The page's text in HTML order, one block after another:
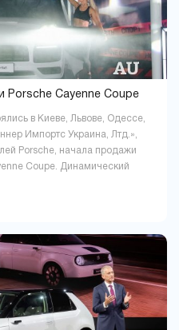
Porsche Cayenne Coupе
в Киеве, Львове, Одессе,
Импортс Украина, Лтд.»,
Porsche, начала продажи
Coupе. Динамический